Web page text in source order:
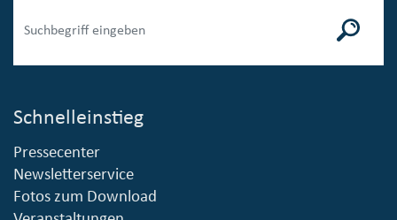
Schnelleinstieg
Pressecenter
Newsletterservice
Fotos zum Download